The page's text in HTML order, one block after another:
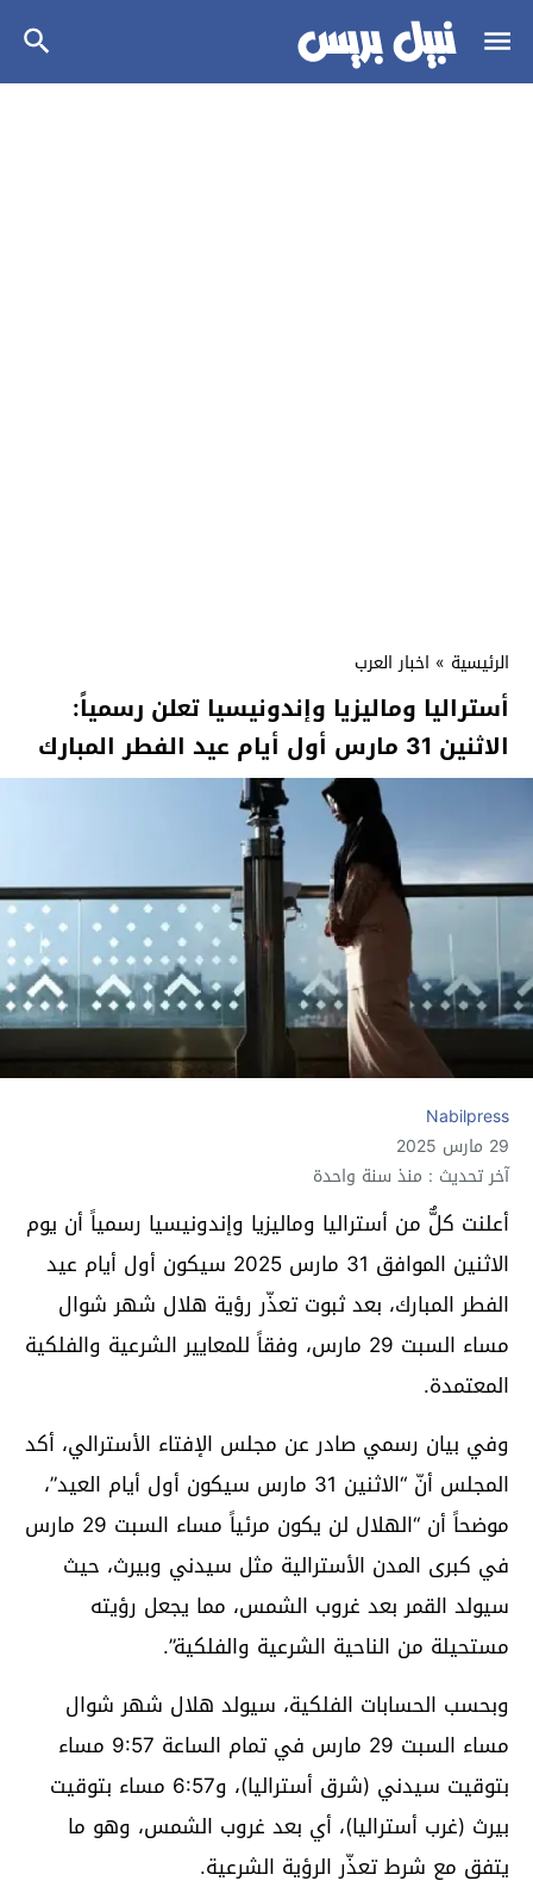
الرئيسية » اخبار العرب
أستراليا وماليزيا وإندونيسيا تعلن رسمياً:
الاثنين 31 مارس أول أيام عيد الفطر المبارك
Nabilpress
29 مارس 2025
آخر تحديث : منذ سنة واحدة
أعلنت كلٌّ من أستراليا وماليزيا وإندونيسيا رسمياً أن يوم
الاثنين الموافق 31 مارس 2025 سيكون أول أيام عيد
الفطر المبارك، بعد ثبوت تعذّر رؤية هلال شهر شوال
مساء السبت 29 مارس، وفقاً للمعايير الشرعية والفلكية
المعتمدة.
وفي بيان رسمي صادر عن مجلس الإفتاء الأسترالي، أكد
المجلس أنّ “الاثنين 31 مارس سيكون أول أيام العيد”،
موضحاً أن “الهلال لن يكون مرئياً مساء السبت 29 مارس
في كبرى المدن الأسترالية مثل سيدني وبيرث، حيث
سيولد القمر بعد غروب الشمس، مما يجعل رؤيته
مستحيلة من الناحية الشرعية والفلكية”.
وبحسب الحسابات الفلكية، سيولد هلال شهر شوال
مساء السبت 29 مارس في تمام الساعة 9:57 مساء
بتوقيت سيدني (شرق أستراليا)، و6:57 مساء بتوقيت
بيرث (غرب أستراليا)، أي بعد غروب الشمس، وهو ما
يتفق مع شرط تعذّر الرؤية الشرعية.